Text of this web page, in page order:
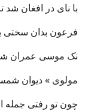
با نای در افغان شد
فرعون بدان سختی
نک موسی عمران شد
مولوی » دیوان شمس
چون تو رفتی جمله